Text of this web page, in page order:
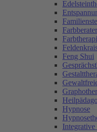
Feng Shui
Hypnose
Integrative